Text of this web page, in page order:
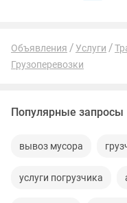
Объявления Услуги
Грузоперевозки
Популярные запросы
вывоз мусора
услуги погрузчика